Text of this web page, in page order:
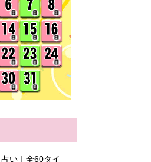
い｜全60タイ